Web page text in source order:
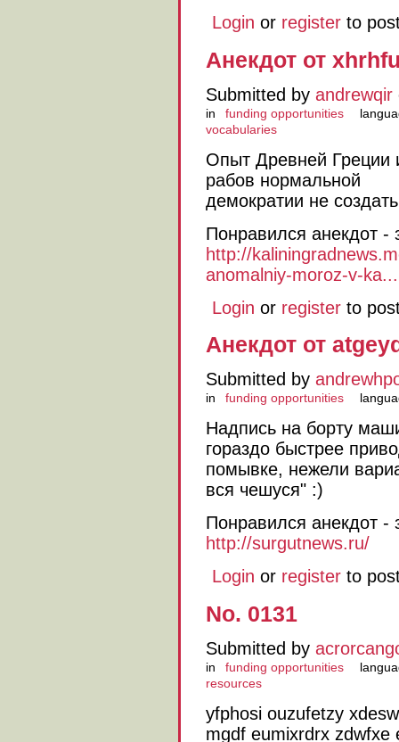
Login or register to
Анекдот от
Submitted by andrewqir
in funding opportunities
vocabularies
Опыт Древней Греции
рабов нормальной
демократии не
Понравился анекдот -
http://
anomalniy-moroz-v-ka...
Login or register to
Анекдот от
Submitted by
in funding opportunities
Hадпись на борту
гораздо быстрее
помывке, нежели
вся чешуся" :)
Понравился анекдот -
http://surgutnews.ru/
Login or register to
No. 0131
Submitted by
in funding opportunities
resources
yfphosi ouzufetzy
mgdf eumixrdrx zdwfxe